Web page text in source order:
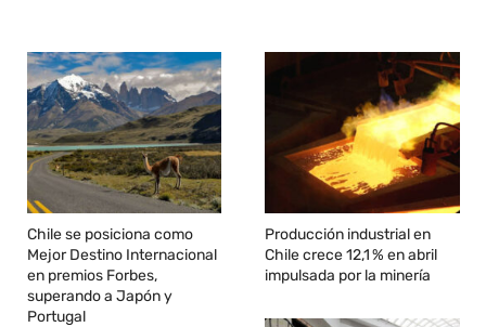
Chile se posiciona como
Mejor Destino Internacional
en premios Forbes,
superando a Japón y
Portugal
Producción industrial en
Chile crece 12,1 % en abril
impulsada por la minería